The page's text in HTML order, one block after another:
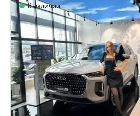
В наличии